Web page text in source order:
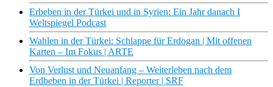
Erbeben in der Türkei und in Syrien: Ein Jahr danach I
Weltspiegel Podcast
Wahlen in der Türkei: Schlappe für Erdogan | Mit offenen
Karten – Im Fokus | ARTE
Von Verlust und Neuanfang – Weiterleben nach dem
Erdbeben in der Türkei | Reporter | SRF